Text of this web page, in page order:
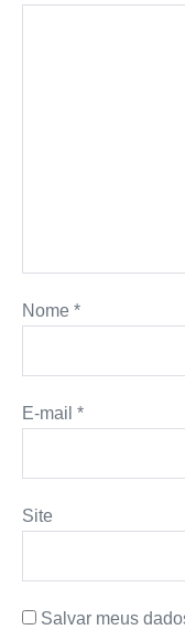
Nome *
E-mail *
Site
Salvar meus